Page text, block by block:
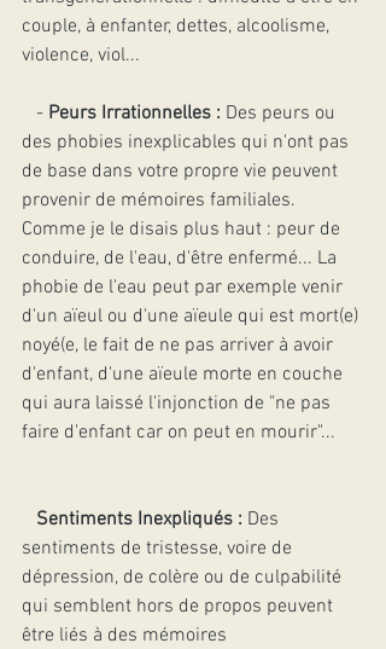
couple, à enfanter, dettes, alcoolisme,
violence, viol...
   -
Peurs Irrationnelles : Des peurs ou
des phobies inexplicables qui n'ont pas
de base dans votre propre vie peuvent
provenir de mémoires familiales.
Comme je le disais plus haut : peur de
conduire, de l'eau, d'être enfermé... La
phobie de l'eau peut par exemple venir
d'un aïeul ou d'une aïeule qui est mort(e)
noyé(e, le fait de ne pas arriver à avoir
d'enfant, d'une aïeule morte en couche
qui aura laissé l'injonction de "ne pas
faire d'enfant car on peut en mourir"...
Sentiments Inexpliqués : Des
sentiments de tristesse, voire de
dépression, de colère ou de culpabilité
qui semblent hors de propos peuvent
être liés à des mémoires